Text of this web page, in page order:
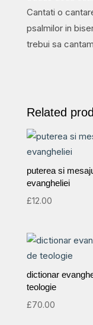
Cantati o
psalmilor in
trebui sa
Related
puterea si
evangheliei
£12.00
dictionar
teologie
£70.00